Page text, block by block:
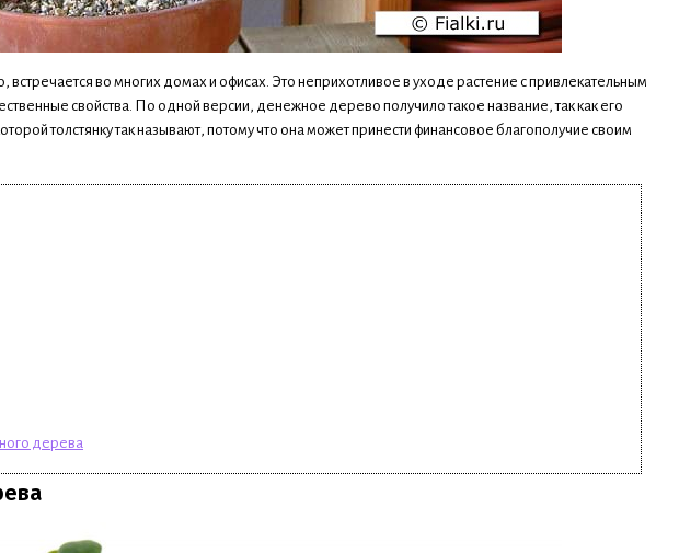
во многих домах и офисах. Это неприхотливое в уходе растение с привлекательным
свойства. По одной версии, денежное дерево получило такое название, так как его
толстянку так называют, потому что она может принести финансовое благополучие своим
дерева